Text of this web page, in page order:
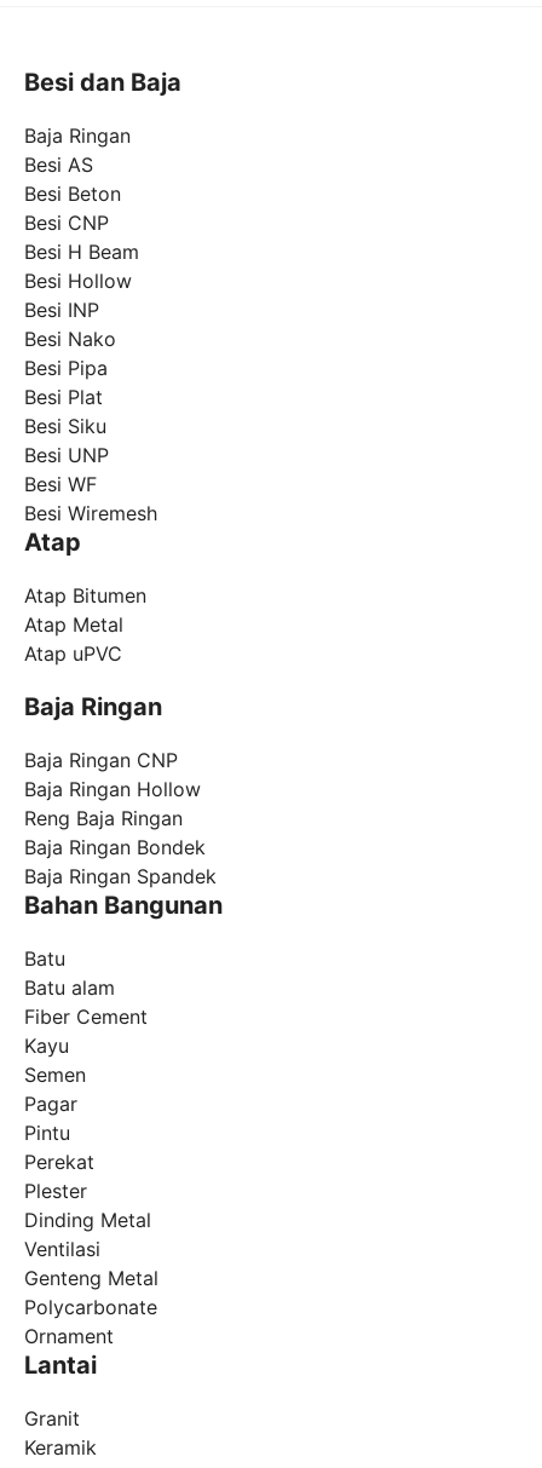
Besi dan Baja
Baja Ringan
Besi AS
Besi Beton
Besi CNP
Besi H Beam
Besi Hollow
Besi INP
Besi Nako
Besi Pipa
Besi Plat
Besi Siku
Besi UNP
Besi WF
Besi Wiremesh
Atap
Atap Bitumen
Atap Metal
Atap uPVC
Baja Ringan
Baja Ringan CNP
Baja Ringan Hollow
Reng Baja Ringan
Baja Ringan Bondek
Baja Ringan Spandek
Bahan Bangunan
Batu
Batu alam
Fiber Cement
Kayu
Semen
Pagar
Pintu
Perekat
Plester
Dinding Metal
Ventilasi
Genteng Metal
Polycarbonate
Ornament
Lantai
Granit
Keramik